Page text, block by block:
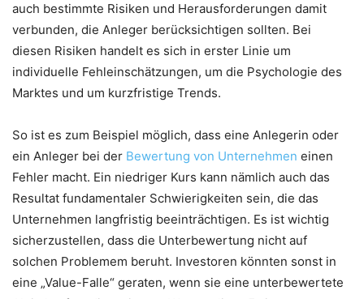
auch bestimmte Risiken und Herausforderungen damit
verbunden, die Anleger berücksichtigen sollten. Bei
diesen Risiken handelt es sich in erster Linie um
individuelle Fehleinschätzungen, um die Psychologie des
Marktes und um kurzfristige Trends.
So ist es zum Beispiel möglich, dass eine Anlegerin oder
ein Anleger bei der Bewertung von Unternehmen einen
Fehler macht. Ein niedriger Kurs kann nämlich auch das
Resultat fundamentaler Schwierigkeiten sein, die das
Unternehmen langfristig beeinträchtigen. Es ist wichtig
sicherzustellen, dass die Unterbewertung nicht auf
solchen Problemem beruht. Investoren könnten sonst in
eine „Value-Falle“ geraten, wenn sie eine unterbewertete